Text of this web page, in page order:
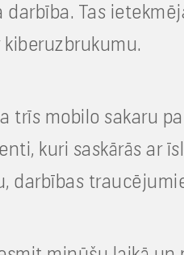
darbība. Tas
trīs mobilo sakaru
kuri saskārās
darbības